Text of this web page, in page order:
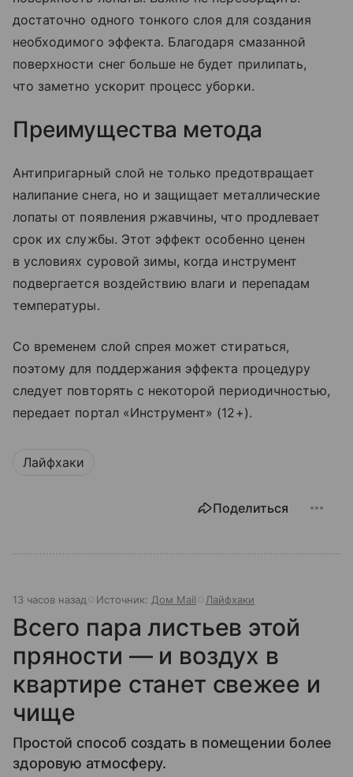
достаточно одного тонкого слоя для создания
необходимого эффекта. Благодаря смазанной
поверхности снег больше не будет прилипать,
что заметно ускорит процесс уборки.
Преимущества метода
Антипригарный слой не только предотвращает
налипание снега, но и защищает металлические
лопаты от появления ржавчины, что продлевает
срок их службы. Этот эффект особенно ценен
в условиях суровой зимы, когда инструмент
подвергается воздействию влаги и перепадам
температуры.
Со временем слой спрея может стираться,
поэтому для поддержания эффекта процедуру
следует повторять с некоторой периодичностью,
передает портал «Инструмент» (12+).
Лайфхаки
Поделиться
13 часов назад Источник: Дом Mail Лайфхаки
Всего пара листьев этой
пряности — и воздух в
квартире станет свежее и
чище
Простой способ создать в помещении более
здоровую атмосферу.